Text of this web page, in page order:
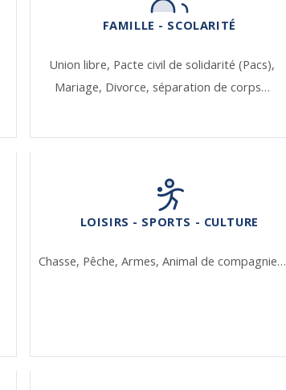
FAMILLE - SCOLARITÉ
Union libre, Pacte civil de solidarité (Pacs),
Mariage, Divorce, séparation de corps…
LOISIRS - SPORTS - CULTURE
Chasse, Pêche, Armes, Animal de compagnie…